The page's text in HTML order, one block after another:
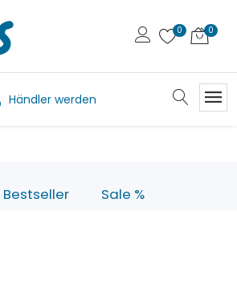
Händler werden
Bestseller Sale %